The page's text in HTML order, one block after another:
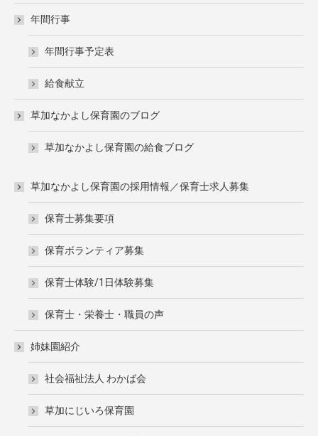
年間行事
年間行事予定表
給食献立
草加なかよし保育園のブログ
草加なかよし保育園の給食ブログ
草加なかよし保育園の採用情報／保育士求人募集
保育士募集要項
保育ボランティア募集
保育士体験/1日体験募集
保育士・栄養士・職員の声
姉妹園紹介
社会福祉法人 わかば会
草加にじいろ保育園